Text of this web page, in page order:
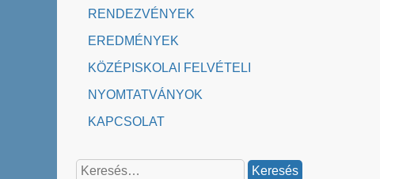
RENDEZVÉNYEK
EREDMÉNYEK
KÖZÉPISKOLAI FELVÉTELI
NYOMTATVÁNYOK
KAPCSOLAT
Keresés: